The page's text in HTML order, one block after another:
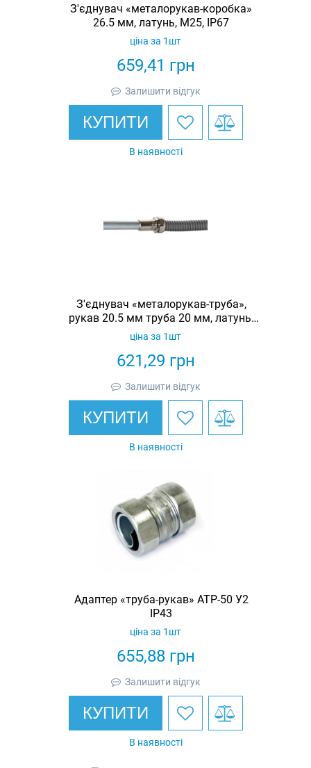
З'єднувач «металорукав-коробка»
26.5 мм, латунь, M25, IP67
659,41 грн
ціна за 1шт
Залишити відгук
КУПИТИ
В наявності
З'єднувач «металорукав-труба»,
рукав 20.5 мм труба 20 мм, латунь,
IP67
621,29 грн
ціна за 1шт
Залишити відгук
КУПИТИ
В наявності
Адаптер «труба-рукав» АТР-50 У2
IP43
655,88грн
ціна за 1шт
Залишити відгук
КУПИТИ
В наявності